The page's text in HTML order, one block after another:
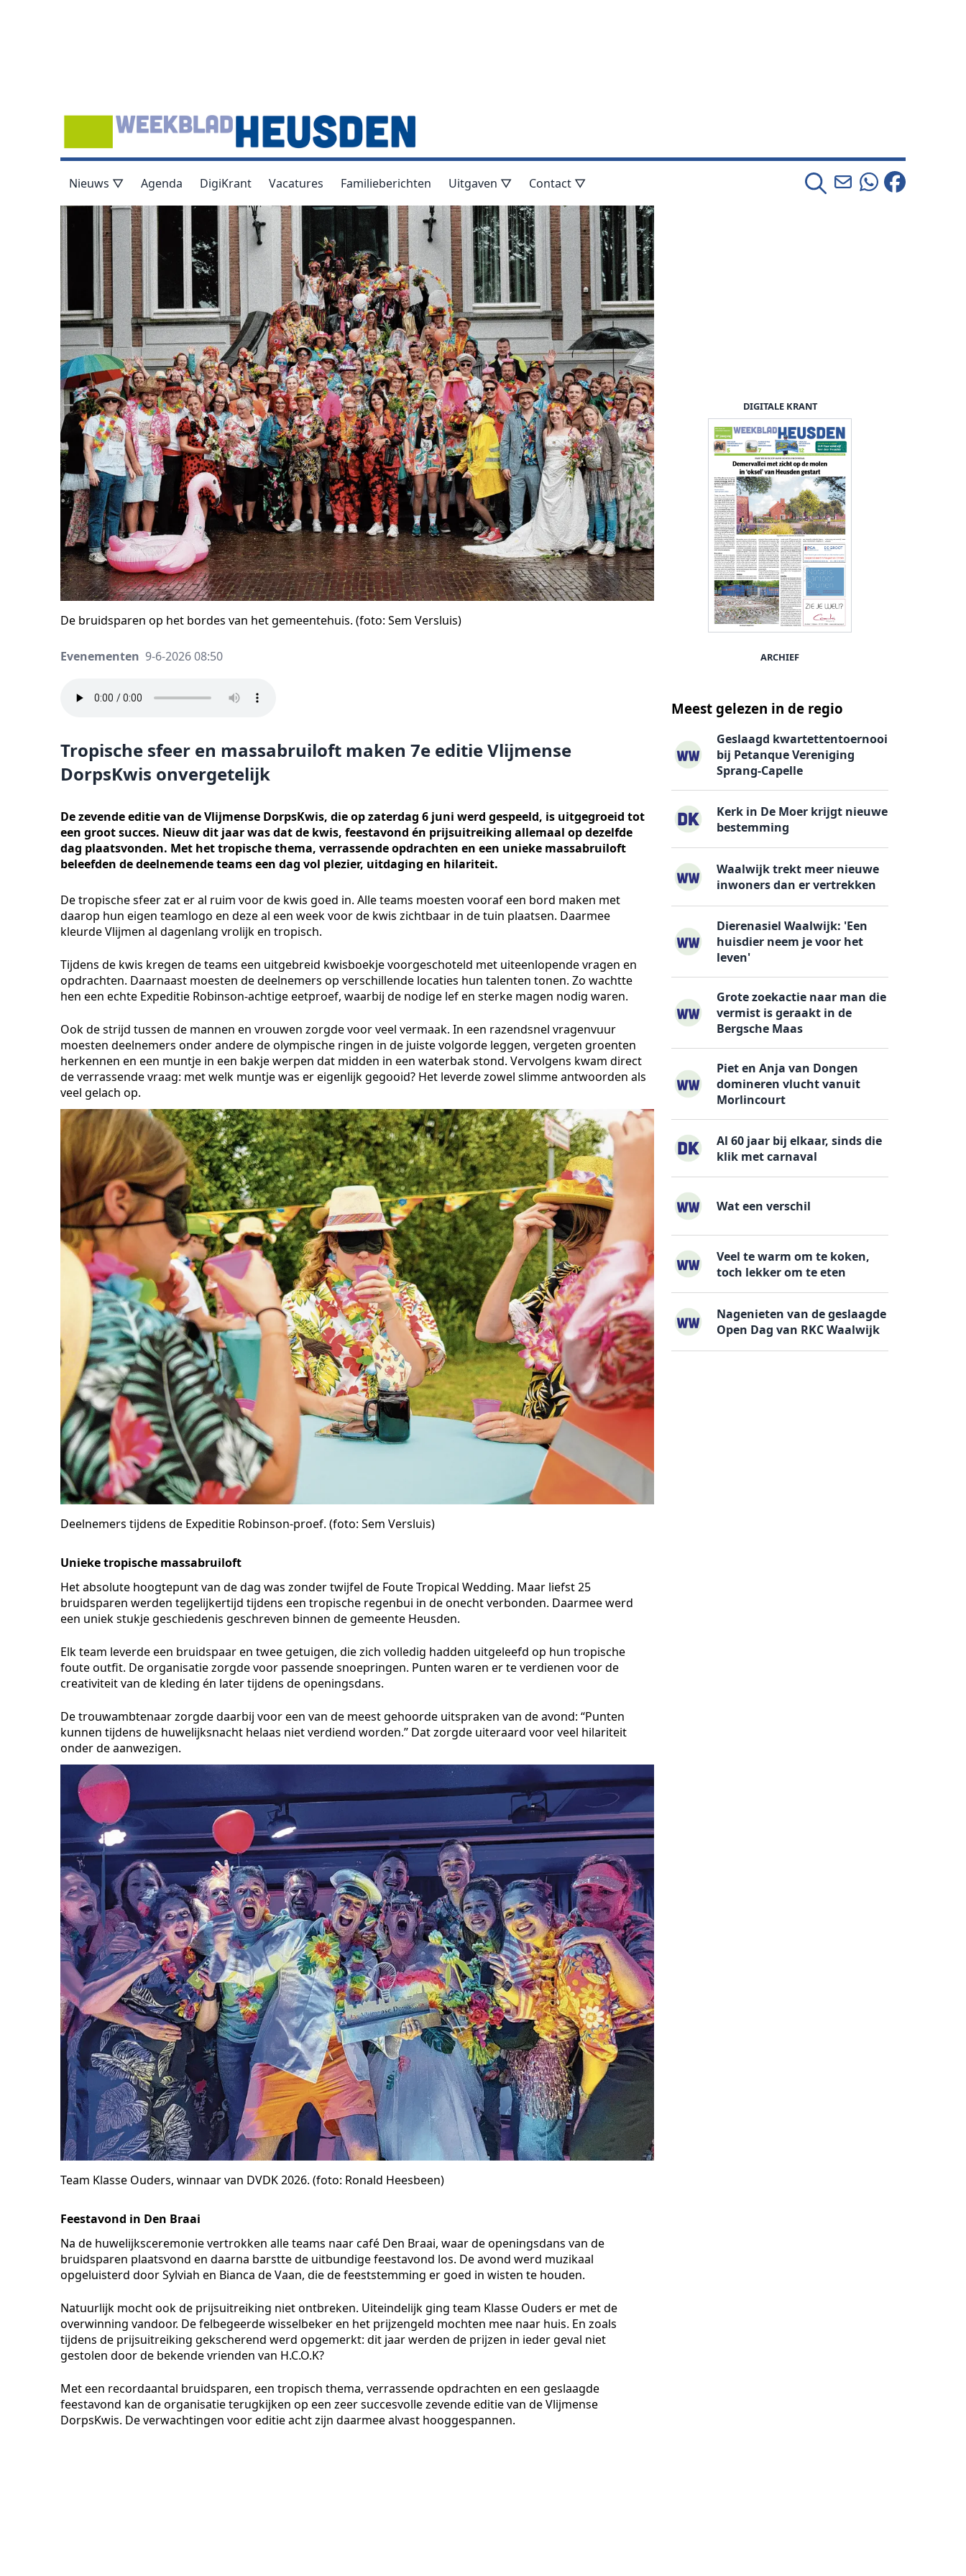
Nieuws ▽ Agenda DigiKrant Vacatures Familieberichten Uitgaven ▽ Contact ▽
De bruidsparen op het bordes van het gemeentehuis. (foto: Sem Versluis)
Evenementen 9-6-2026 08:50
Tropische sfeer en massabruiloft maken 7e editie Vlijmense
DorpsKwis onvergetelijk
De zevende editie van de Vlijmense DorpsKwis, die op zaterdag 6 juni werd gespeeld, is uitgegroeid tot
een groot succes. Nieuw dit jaar was dat de kwis, feestavond én prijsuitreiking allemaal op dezelfde
dag plaatsvonden. Met het tropische thema, verrassende opdrachten en een unieke massabruiloft
beleefden de deelnemende teams een dag vol plezier, uitdaging en hilariteit.
De tropische sfeer zat er al ruim voor de kwis goed in. Alle teams moesten vooraf een bord maken met
daarop hun eigen teamlogo en deze al een week voor de kwis zichtbaar in de tuin plaatsen. Daarmee
kleurde Vlijmen al dagenlang vrolijk en tropisch.
Tijdens de kwis kregen de teams een uitgebreid kwisboekje voorgeschoteld met uiteenlopende vragen en
opdrachten. Daarnaast moesten de deelnemers op verschillende locaties hun talenten tonen. Zo wachtte
hen een echte Expeditie Robinson-achtige eetproef, waarbij de nodige lef en sterke magen nodig waren.
Ook de strijd tussen de mannen en vrouwen zorgde voor veel vermaak. In een razendsnel vragenvuur
moesten deelnemers onder andere de olympische ringen in de juiste volgorde leggen, vergeten groenten
herkennen en een muntje in een bakje werpen dat midden in een waterbak stond. Vervolgens kwam direct
de verrassende vraag: met welk muntje was er eigenlijk gegooid? Het leverde zowel slimme antwoorden als
veel gelach op.
Deelnemers tijdens de Expeditie Robinson-proef. (foto: Sem Versluis)
Unieke tropische massabruiloft
Het absolute hoogtepunt van de dag was zonder twijfel de Foute Tropical Wedding. Maar liefst 25
bruidsparen werden tegelijkertijd tijdens een tropische regenbui in de onecht verbonden. Daarmee werd
een uniek stukje geschiedenis geschreven binnen de gemeente Heusden.
Elk team leverde een bruidspaar en twee getuigen, die zich volledig hadden uitgeleefd op hun tropische
foute outfit. De organisatie zorgde voor passende snoepringen. Punten waren er te verdienen voor de
creativiteit van de kleding én later tijdens de openingsdans.
De trouwambtenaar zorgde daarbij voor een van de meest gehoorde uitspraken van de avond: “Punten
kunnen tijdens de huwelijksnacht helaas niet verdiend worden.” Dat zorgde uiteraard voor veel hilariteit
onder de aanwezigen.
Team Klasse Ouders, winnaar van DVDK 2026. (foto: Ronald Heesbeen)
Feestavond in Den Braai
Na de huwelijksceremonie vertrokken alle teams naar café Den Braai, waar de openingsdans van de
bruidsparen plaatsvond en daarna barstte de uitbundige feestavond los. De avond werd muzikaal
opgeluisterd door Sylviah en Bianca de Vaan, die de feeststemming er goed in wisten te houden.
Natuurlijk mocht ook de prijsuitreiking niet ontbreken. Uiteindelijk ging team Klasse Ouders er met de
overwinning vandoor. De felbegeerde wisselbeker en het prijzengeld mochten mee naar huis. En zoals
tijdens de prijsuitreiking gekscherend werd opgemerkt: dit jaar werden de prijzen in ieder geval niet
gestolen door de bekende vrienden van H.C.O.K?
Met een recordaantal bruidsparen, een tropisch thema, verrassende opdrachten en een geslaagde
feestavond kan de organisatie terugkijken op een zeer succesvolle zevende editie van de Vlijmense
DorpsKwis. De verwachtingen voor editie acht zijn daarmee alvast hooggespannen.
DIGITALE KRANT
ARCHIEF
Meest gelezen in de regio
Geslaagd kwartettentoernooi
bij Petanque Vereniging
Sprang-Capelle
Kerk in De Moer krijgt nieuwe
bestemming
Waalwijk trekt meer nieuwe
inwoners dan er vertrekken
Dierenasiel Waalwijk: 'Een
huisdier neem je voor het
leven'
Grote zoekactie naar man die
vermist is geraakt in de
Bergsche Maas
Piet en Anja van Dongen
domineren vlucht vanuit
Morlincourt
Al 60 jaar bij elkaar, sinds die
klik met carnaval
Wat een verschil
Veel te warm om te koken,
toch lekker om te eten
Nagenieten van de geslaagde
Open Dag van RKC Waalwijk